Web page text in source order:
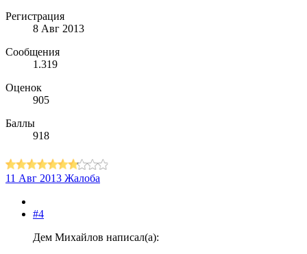
Регистрация
8 Авг 2013
Сообщения
1.319
Оценок
905
Баллы
918
11 Авг 2013 Жалоба
#4
Дем Михайлов написал(а):